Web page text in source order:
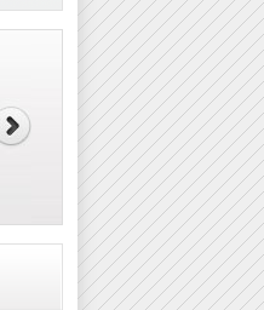
เทคโนโลยี มีเดีย
วัฒนาสุข
เนชั่น